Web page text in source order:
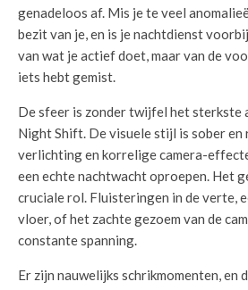
genadeloos af. Mis je te veel
bezit van je, en is je nachtdienst
van wat je actief doet, maar van de
iets hebt gemist.
De sfeer is zonder twijfel het sterkste
Night Shift. De visuele stijl is sober en
verlichting en korrelige camera-
een echte nachtwacht oproepen. Het
cruciale rol. Fluisteringen in de verte,
vloer, of het zachte gezoem van de
constante spanning.
Er zijn nauwelijks schrikmomenten, en